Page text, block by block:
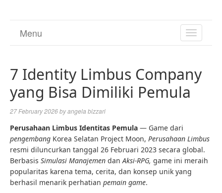
TOGGLE
Menu
7 Identity Limbus Company
yang Bisa Dimiliki Pemula
27 February 2026byangela bizzari
Perusahaan Limbus Identitas Pemula — Game dari
pengembang Korea Selatan Project Moon, Perusahaan Limbus
resmi diluncurkan tanggal 26 Februari 2023 secara global.
Berbasis Simulasi Manajemen danAksi-RPG, game ini meraih
popularitas karena tema, cerita, dan konsep unik yang
berhasil menarik perhatian pemain game.